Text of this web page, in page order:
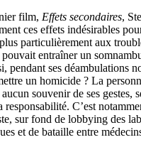
film, Effets secondaires,
ces effets indésirables
plus particulièrement aux
entraîner un
pendant ses déambulations
un homicide ? La
souvenir de ses gestes,
responsabilité. C’est
sur fond de lobbying des
et de bataille entre